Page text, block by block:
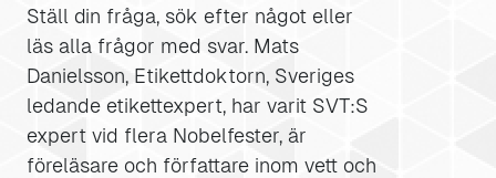
Ställ din fråga, sök efter något eller
läs alla frågor med svar. Mats
Danielsson, Etikettdoktorn, Sveriges
ledande etikettexpert, har varit SVT:S
expert vid flera Nobelfester, är
föreläsare och författare inom vett och